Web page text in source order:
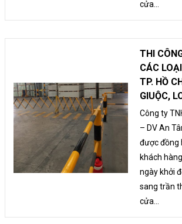
cửa...
THI
CÁC
TP. HỒ
GIUỘC,
Công ty
– DV An
được đồng
khách
ngày khởi
sang trần
cửa...